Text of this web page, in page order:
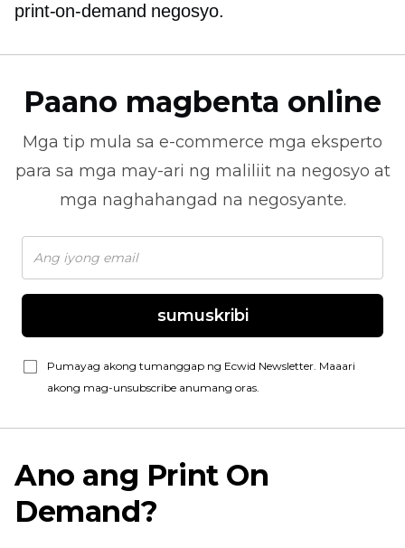
print-on-demand negosyo.
Paano magbenta online
Mga tip mula sa e-commerce mga eksperto
para sa mga may-ari ng maliliit na negosyo at
mga naghahangad na negosyante.
sumuskribi
Pumayag akong tumanggap ng Ecwid Newsletter. Maaari
akong mag-unsubscribe anumang oras.
Ano ang Print On
Demand?